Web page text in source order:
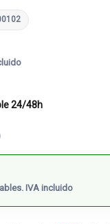
24/48h
IVA incluido